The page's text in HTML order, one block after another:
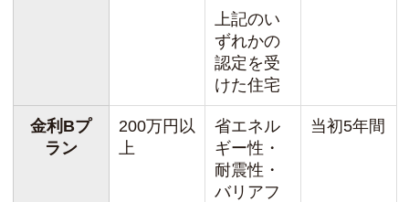
上記のい
ずれかの
認定を受
けた住宅
金利Bプ
ラン
200万円以
上
省エネル
ギー性・
耐震性・
バリアフ
当初5年間